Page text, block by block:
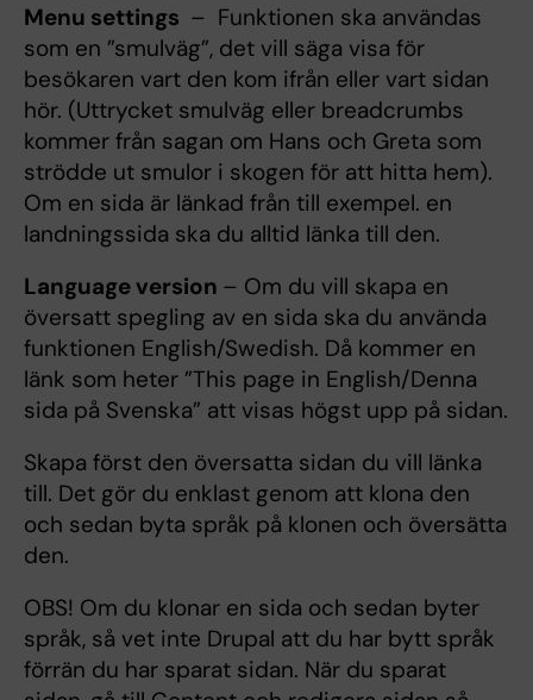
Menu settings – Funktionen ska användas
som en ”smulväg”, det vill säga visa för
besökaren vart den kom ifrån eller vart sidan
hör. (Uttrycket smulväg eller breadcrumbs
kommer från sagan om Hans och Greta som
strödde ut smulor i skogen för att hitta hem).
Om en sida är länkad från till exempel. en
landningssida ska du alltid länka till den.
Language version – Om du vill skapa en
översatt spegling av en sida ska du använda
funktionen English/Swedish. Då kommer en
länk som heter ”This page in English/Denna
sida på Svenska” att visas högst upp på sidan.
Skapa först den översatta sidan du vill länka
till. Det gör du enklast genom att klona den
och sedan byta språk på klonen och översätta
den.
OBS! Om du klonar en sida och sedan byter
språk, så vet inte Drupal att du har bytt språk
förrän du har sparat sidan. När du sparat